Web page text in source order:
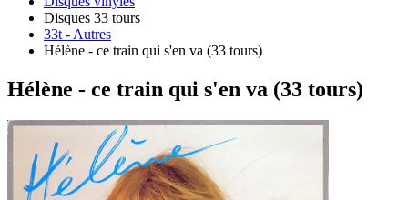
Disques 33 tours
33t - Autres
Hélène - ce train qui s'en va (33 tours)
Hélène - ce train qui s'en va (33 tours)